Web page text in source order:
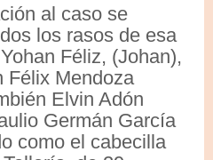
al caso se
los rasos de esa
Féliz, (Johan),
Félix Mendoza
Elvin Adón
Germán García
como el cabecilla